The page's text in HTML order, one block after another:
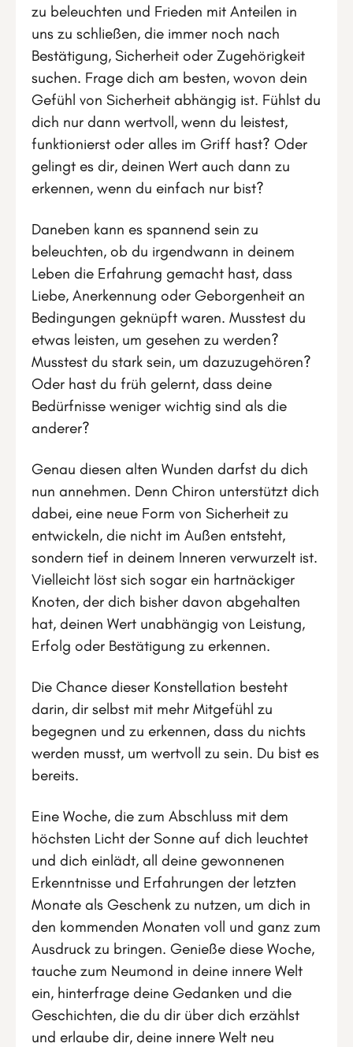
zu beleuchten und Frieden mit Anteilen in
uns zu schließen, die immer noch nach
Bestätigung, Sicherheit oder Zugehörigkeit
suchen. Frage dich am besten, wovon dein
Gefühl von Sicherheit abhängig ist. Fühlst du
dich nur dann wertvoll, wenn du leistest,
funktionierst oder alles im Griff hast? Oder
gelingt es dir, deinen Wert auch dann zu
erkennen, wenn du einfach nur bist?
Daneben kann es spannend sein zu
beleuchten, ob du irgendwann in deinem
Leben die Erfahrung gemacht hast, dass
Liebe, Anerkennung oder Geborgenheit an
Bedingungen geknüpft waren. Musstest du
etwas leisten, um gesehen zu werden?
Musstest du stark sein, um dazuzugehören?
Oder hast du früh gelernt, dass deine
Bedürfnisse weniger wichtig sind als die
anderer?
Genau diesen alten Wunden darfst du dich
nun annehmen. Denn Chiron unterstützt dich
dabei, eine neue Form von Sicherheit zu
entwickeln, die nicht im Außen entsteht,
sondern tief in deinem Inneren verwurzelt ist.
Vielleicht löst sich sogar ein hartnäckiger
Knoten, der dich bisher davon abgehalten
hat, deinen Wert unabhängig von Leistung,
Erfolg oder Bestätigung zu erkennen.
Die Chance dieser Konstellation besteht
darin, dir selbst mit mehr Mitgefühl zu
begegnen und zu erkennen, dass du nichts
werden musst, um wertvoll zu sein. Du bist es
bereits.
Eine Woche, die zum Abschluss mit dem
höchsten Licht der Sonne auf dich leuchtet
und dich einlädt, all deine gewonnenen
Erkenntnisse und Erfahrungen der letzten
Monate als Geschenk zu nutzen, um dich in
den kommenden Monaten voll und ganz zum
Ausdruck zu bringen. Genieße diese Woche,
tauche zum Neumond in deine innere Welt
ein, hinterfrage deine Gedanken und die
Geschichten, die du dir über dich erzählst
und erlaube dir, deine innere Welt neu